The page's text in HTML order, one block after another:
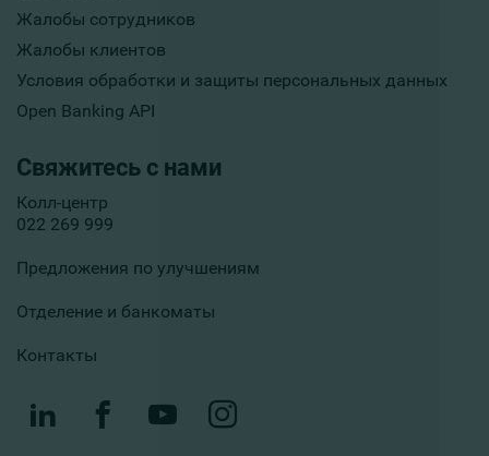
Жалобы сотрудников
Жалобы клиентов
Условия обработки и защиты персональных данных
Open Banking API
Свяжитесь с нами
Колл-центр
022 269 999
Предложения по улучшениям
Отделение и банкоматы
Контакты